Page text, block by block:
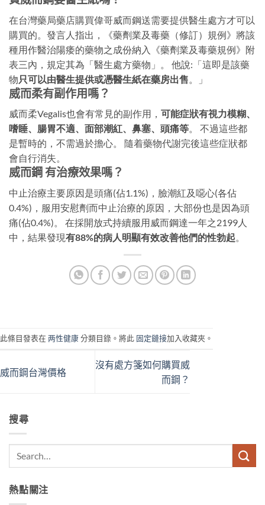
在台灣藥局藥店購買偉哥威而鋼送需要提供醫生處方才可以
購買的。發言人指出，《藥劑業及毒藥（修訂）規例》將該
種用作醫治陽痿的藥物之成份納入《藥劑業及毒藥規例》附
表三內，規定其為「醫生處方藥物」。 他說:「這即是該藥
物 只可以由醫生提供或憑醫生紙在藥房出售 。」
威而柔有副作用嗎？
威而柔Vegalis也會有常見的副作用， 可能症狀有視力模糊、
嗜睡、腸胃不適、面部潮紅、鼻塞、頭痛等。 不過這些都
是暫時的，不需過於擔心。 隨着藥物代謝完後這些症狀都
會自行消失。
威而鋼 有治療效果嗎？
中止治療主要原因是頭痛(佔1.1%)，臉潮紅及噁心(各佔
0.4%)，服用安慰劑而中止治療的原因，大部份也是因為頭
痛(佔0.4%)。 在採開放式持續服用威而鋼達一年之2199人
中，結果發現有88%的病人明顯有效改善他們的性勃起
此條目發表在 两性健康分類目錄。將此 固定鏈接加入收藏夾。
威而鋼台灣價格
沒有處方箋如何購買威
而鋼？
搜尋
熱點關注